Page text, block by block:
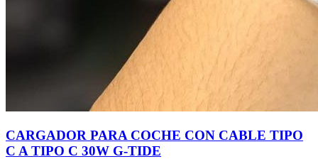
CARGADOR PARA COCHE CON CABLE TIPO
C A TIPO C 30W G-TIDE